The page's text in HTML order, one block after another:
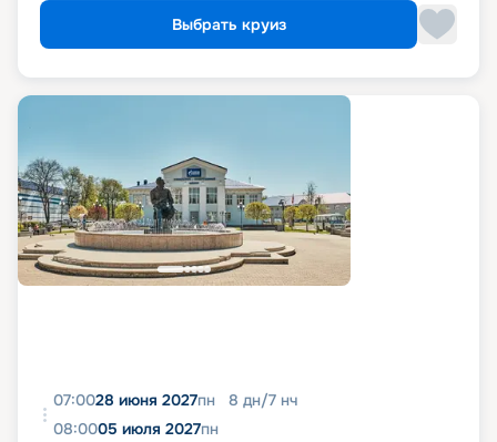
Выбрать круиз
07:0028 июня 2027пн 8 дн/7 нч
08:0005 июля 2027пн